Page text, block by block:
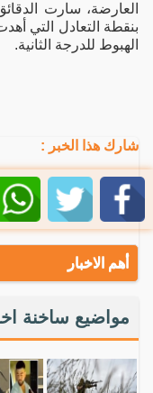
العارضة، سارت
بنقطة التعادل التي
الهبوط للدرجة الثانية.
شارك هذا الخبر :
أهم الاخبار
مواضيع ساخنة